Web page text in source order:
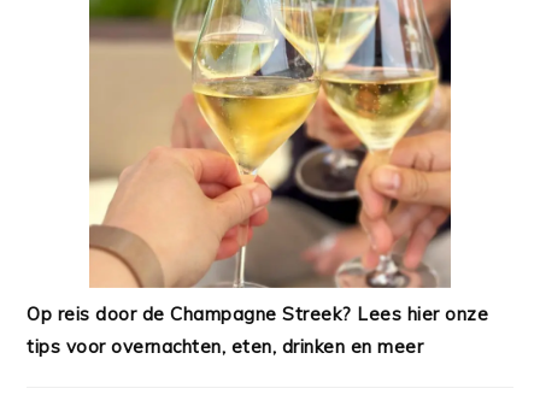
Op reis door de Champagne Streek? Lees hier onze
tips voor overnachten, eten, drinken en meer